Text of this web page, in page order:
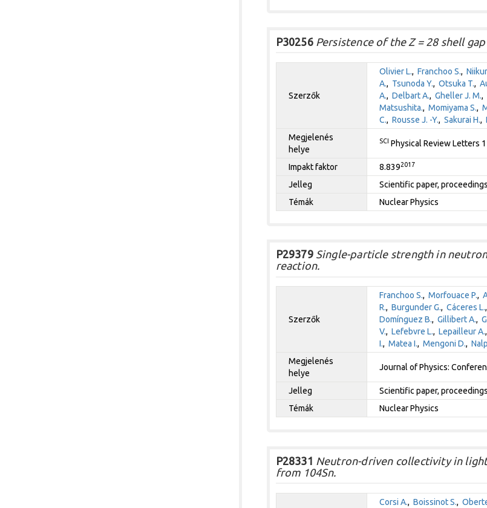
P30256Persistence of the Z = 28 shell
Szerzők
Olivier L., Franchoo S.,
A., Tsunoda Y., Otsuka T.,
A., Delbart A., Gheller J. M.,
Matsushita., Momiyama S.,
C., Rousse J. -Y., Sakurai H.,
Megjelenés
helye
SCI Physical Review Letters
Impakt faktor 8.8392017
Jelleg
Scientific paper, proceedings
Témák
Nuclear Physics
P29379Single-particle strength in
reaction.
Szerzők
Franchoo S., Morfouace P.,
R., Burgunder G., Cáceres L.,
Domínguez B., Gillibert A.,
V., Lefebvre L., Lepailleur A.,
I., Matea I., Mengoni D.,
Megjelenés
helye
Journal of Physics:
Jelleg
Scientific paper, proceedings
Témák
Nuclear Physics
P28331 Neutron-driven collectivity in
from 104Sn.
Corsi A., Boissinot S.,